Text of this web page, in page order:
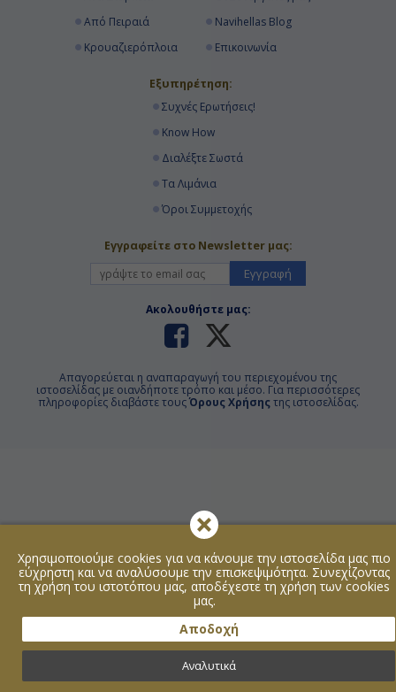
Χρησιμοποιούμε cookies για να κάνουμε την ιστοσελίδα μας πιο
εύχρηστη και να αναλύσουμε την επισκεψιμότητα. Συνεχίζοντας
τη χρήση του ιστοτόπου μας, αποδέχεστε τη χρήση των cookies
μας.
Αποδοχή
Αναλυτικά
Από Πειραιά
Κρουαζιερόπλοια
Navihellas Blog
Επικοινωνία
Εξυπηρέτηση:
Συχνές Ερωτήσεις!
Know How
Διαλέξτε Σωστά
Τα Λιμάνια
Όροι Συμμετοχής
Εγγραφείτε στο Newsletter μας:
Εγγραφή
Ακολουθήστε μας:
Απαγορεύεται η αναπαραγωγή του περιεχομένου της
ιστοσελίδας με οιανδήποτε τρόπο και μέσο. Για περισσότερες
πληροφορίες διαβάστε τουςΌρους Χρήσης της ιστοσελίδας.